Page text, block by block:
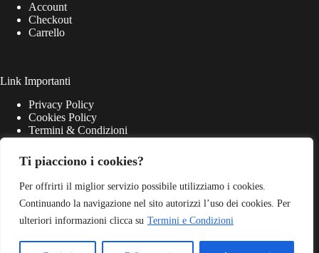
Ti piacciono i cookies?
Per offrirti il miglior servizio possibile utilizziamo i cookies.
Continuando la navigazione nel sito autorizzi l’uso dei cookies. Per
ulteriori informazioni clicca su Termini e Condizioni
Account
Checkout
Carrello
Link Importanti
Privacy Policy
Cookies Policy
Termini & Condizioni